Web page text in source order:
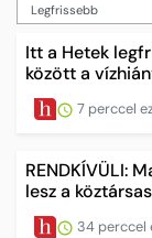
Itt a Hetek
között a
7 perccel
RENDKÍVÜLI:
lesz a
34 perccel